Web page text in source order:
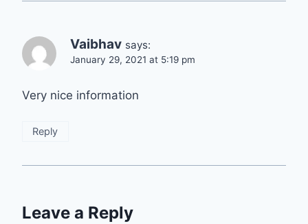
Vaibhav says:
January 29, 2021 at 5:19 pm
Very nice information
Reply
Leave a Reply